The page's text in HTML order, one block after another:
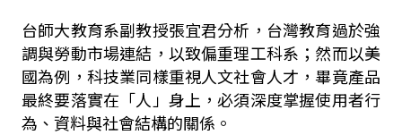
台師大教育系副教授張宜君分析，台灣教育過於強
調與勞動市場連結，以致偏重理工科系；然而以美
國為例，科技業同樣重視人文社會人才，畢竟產品
最終要落實在「人」身上，必須深度掌握使用者行
為、資料與社會結構的關係。